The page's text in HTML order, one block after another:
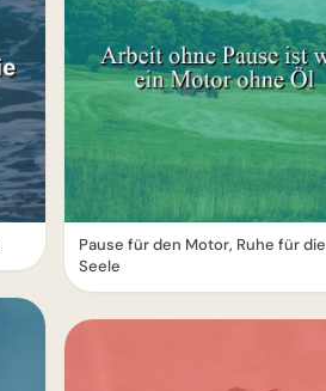
Pause für den Motor, Ruhe für die
Seele